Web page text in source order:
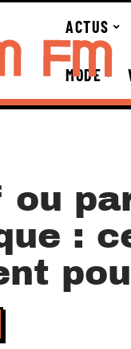
ACTUS
MODE
ou
: